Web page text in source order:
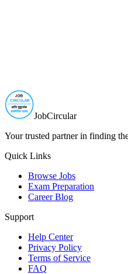
JobCircular
Your trusted partner in finding
Quick Links
Browse Jobs
Exam Preparation
Career Blog
Support
Help Center
Privacy Policy
Terms of Service
FAQ